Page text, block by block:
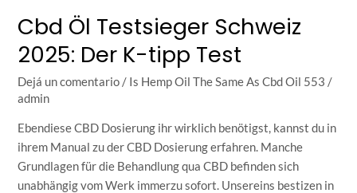
Cbd Öl Testsieger Schweiz
2025: Der K-tipp Test
Dejá un comentario / Is Hemp Oil The Same As Cbd Oil 553 /
admin
Ebendiese CBD Dosierung ihr wirklich benötigst, kannst du in
ihrem Manual zu der CBD Dosierung erfahren. Manche
Grundlagen für die Behandlung qua CBD befinden sich
unabhängig vom Werk immerzu sofort. Unsereins bestizen in
Cbd
Testsieger
Schweiz
2025:
K-
tipp
Test